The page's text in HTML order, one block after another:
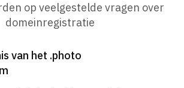
op veelgestelde vragen over
domeinregistratie
van het .photo